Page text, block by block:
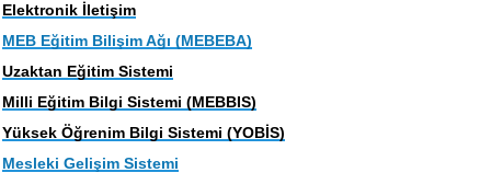
Elektronik İletişim
MEB Eğitim Bilişim Ağı (MEBEBA)
Uzaktan Eğitim Sistemi
Milli Eğitim Bilgi Sistemi (MEBBIS)
Yüksek Öğrenim Bilgi Sistemi (YOBİS)
Mesleki Gelişim Sistemi